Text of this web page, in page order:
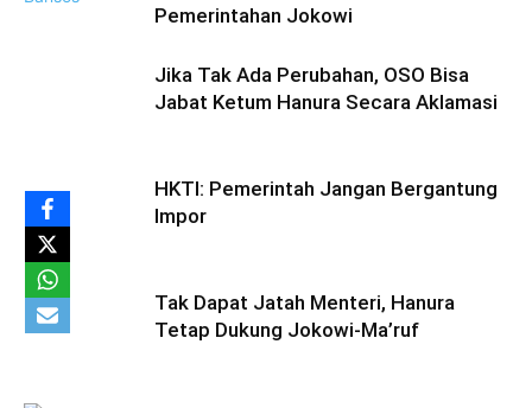
Pemerintahan Jokowi
Jika Tak Ada Perubahan, OSO Bisa
Jabat Ketum Hanura Secara Aklamasi
HKTI: Pemerintah Jangan Bergantung
Impor
Tak Dapat Jatah Menteri, Hanura
Tetap Dukung Jokowi-Ma’ruf